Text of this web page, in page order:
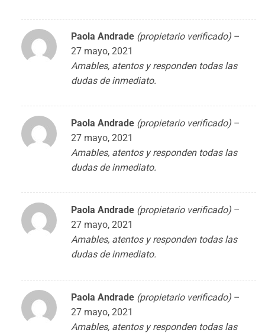
Paola Andrade (propietario verificado) –
27 mayo, 2021
Amables, atentos y responden todas las
dudas de inmediato.
Paola Andrade (propietario verificado) –
27 mayo, 2021
Amables, atentos y responden todas las
dudas de inmediato.
Paola Andrade (propietario verificado) –
27 mayo, 2021
Amables, atentos y responden todas las
dudas de inmediato.
Paola Andrade (propietario verificado) –
27 mayo, 2021
Amables, atentos y responden todas las